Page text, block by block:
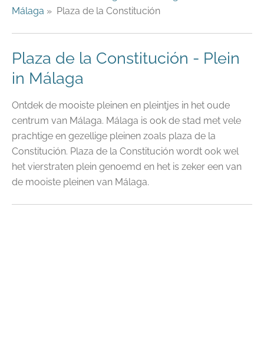
Málaga » Plaza de la Constitución
Plaza de la Constitución - Plein
in Málaga
Ontdek de mooiste pleinen en pleintjes in het oude
centrum van Málaga. Málaga is ook de stad met vele
prachtige en gezellige pleinen zoals plaza de la
Constitución. Plaza de la Constitución wordt ook wel
het vierstraten plein genoemd en het is zeker een van
de mooiste pleinen van Málaga.